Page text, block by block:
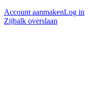
Account aanmakenLog in
Zijbalk overslaan